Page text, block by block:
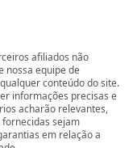
afiliados não
nossa equipe de
conteúdo do site.
informações precisas e
acharão relevantes,
sejam
em relação a